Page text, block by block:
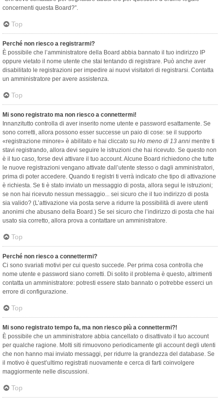
concernenti questa Board?”.
Top
Perché non riesco a registrarmi?
È possibile che l’amministratore della Board abbia bannato il tuo indirizzo IP
oppure vietato il nome utente che stai tentando di registrare. Può anche aver
disabilitato le registrazioni per impedire ai nuovi visitatori di registrarsi. Contatta
un amministratore per avere assistenza.
Top
Mi sono registrato ma non riesco a connettermi!
Innanzitutto controlla di aver inserito nome utente e password esattamente. Se
sono corretti, allora possono esser successe un paio di cose: se il supporto
«registrazione minore» è abilitato e hai cliccato su Ho meno di 13 anni mentre ti
stavi registrando, allora devi seguire le istruzioni che hai ricevuto. Se questo non
è il tuo caso, forse devi attivare il tuo account. Alcune Board richiedono che tutte
le nuove registrazioni vengano attivate dall’utente stesso o dagli amministratori,
prima di poter accedere. Quando ti registri ti verrà indicato che tipo di attivazione
è richiesta. Se ti è stato inviato un messaggio di posta, allora segui le istruzioni;
se non hai ricevuto nessun messaggio... sei sicuro che il tuo indirizzo di posta
sia valido? (L’attivazione via posta serve a ridurre la possibilità di avere utenti
anonimi che abusano della Board.) Se sei sicuro che l’indirizzo di posta che hai
usato sia corretto, allora prova a contattare un amministratore.
Top
Perché non riesco a connettermi?
Ci sono svariati motivi per cui questo succede. Per prima cosa controlla che
nome utente e password siano corretti. Di solito il problema è questo, altrimenti
contatta un amministratore: potresti essere stato bannato o potrebbe esserci un
errore di configurazione.
Top
Mi sono registrato tempo fa, ma non riesco più a connettermi?!
È possibile che un amministratore abbia cancellato o disattivato il tuo account
per qualche ragione. Molti siti rimuovono periodicamente gli account degli utenti
che non hanno mai inviato messaggi, per ridurre la grandezza del database. Se
il motivo è quest’ultimo registrati nuovamente e cerca di farti coinvolgere
maggiormente nelle discussioni.
Top